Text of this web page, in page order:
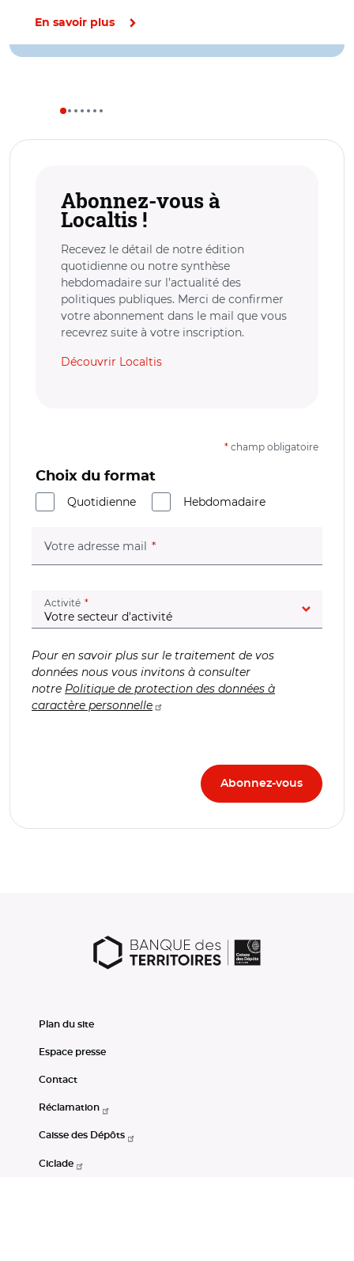
En savoir plus
Abonnez-vous à
Localtis !
Recevez le détail de notre édition
quotidienne ou notre synthèse
hebdomadaire sur l’actualité des
politiques publiques. Merci de confirmer
votre abonnement dans le mail que vous
recevrez suite à votre inscription.
Découvrir Localtis
* champ obligatoire
Choix du format
Quotidienne
Hebdomadaire
Votre adresse mail (champ obligatoire)
Activité (champ obligatoire)
Pour en savoir plus sur le traitement de vos
données nous vous invitons à consulter
notre Politique de protection des données à
caractère personnelle
Plan du site
Espace presse
Contact
Réclamation
Caisse des Dépôts
Ciclade